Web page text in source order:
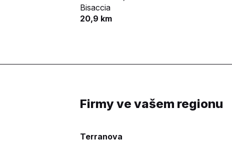
Bisaccia
20,9 km
Firmy ve vašem regionu
Terranova